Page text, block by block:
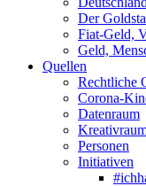
Der
Fiat-Geld,
Geld,
Quellen
Rechtliche
Corona-
Datenraum
Personen
Initiativen